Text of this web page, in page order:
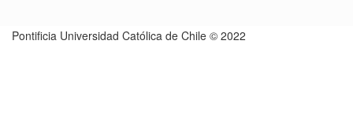
Pontificia Universidad Católica de Chile © 2022